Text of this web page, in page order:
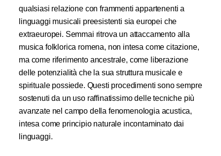
qualsiasi relazione con frammenti appartenenti a
linguaggi musicali preesistenti sia europei che
extraeuropei. Semmai ritrova un attaccamento alla
musica folklorica romena, non intesa come citazione,
ma come riferimento ancestrale, come liberazione
delle potenzialità che la sua struttura musicale e
spirituale possiede. Questi procedimenti sono sempre
sostenuti da un uso raffinatissimo delle tecniche più
avanzate nel campo della fenomenologia acustica,
intesa come principio naturale incontaminato dai
linguaggi.